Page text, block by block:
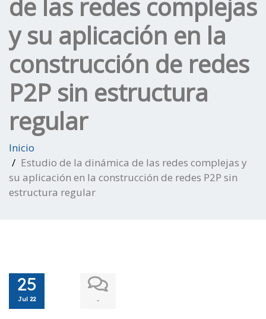
de las redes complejas
y su aplicación en la
construcción de redes
P2P sin estructura
regular
Inicio
Estudio de la dinámica de las redes complejas y
su aplicación en la construcción de redes P2P sin
estructura regular
25
Jul 22 -